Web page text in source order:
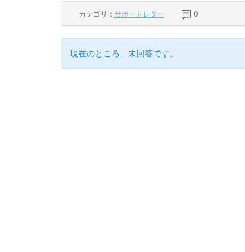
カテゴリ： サポートレター 0
現在のところ、未回答です。